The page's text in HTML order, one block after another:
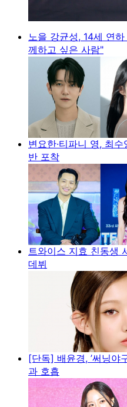
노을 강균성, 14세 연
께하고 싶은 사람"
변요한·티파니 영, 최
반 포착
트와이스 지효 친동생
데뷔
[단독] 배윤경, ’써닝야
과 호흡